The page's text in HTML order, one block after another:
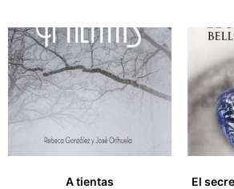
A tientas